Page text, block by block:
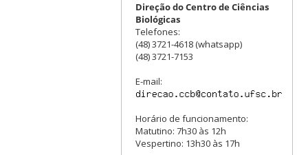
Direção do Centro de Ciências
Biológicas
Telefones:
(48) 3721-4618 (whatsapp)
(48) 3721-7153
E-mail:
Horário de funcionamento:
Matutino: 7h30 às 12h
Vespertino: 13h30 às 17h